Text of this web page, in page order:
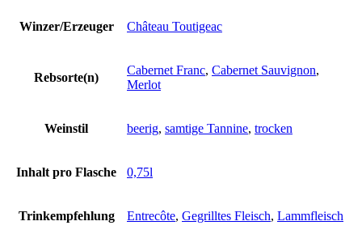
Winzer/Erzeuger Château Toutigeac
Rebsorte(n)
Cabernet Franc, Cabernet Sauvignon,
Merlot
Weinstil beerig, samtige Tannine, trocken
Inhalt pro Flasche 0,75l
Trinkempfehlung Entrecôte, Gegrilltes Fleisch, Lammfleisch